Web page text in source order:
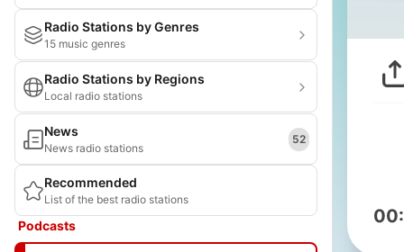
Radio Stations by Genres
15 music genres
Radio Stations by Regions
Local radio stations
News
News radio stations
52
Recommended
List of the best radio stations
Podcasts